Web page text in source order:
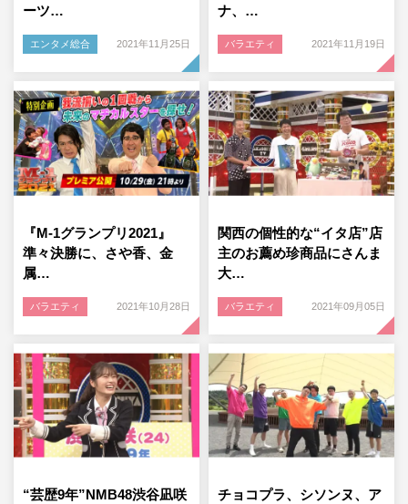
ーツ…
エンタメ総合 2021年11月25日
ナ、…
バラエティ 2021年11月19日
『M-1グランプリ2021』
準々決勝に、さや香、金
属…
バラエティ 2021年10月28日
関西の個性的な“イタ店”店
主のお薦め珍商品にさんま
大…
バラエティ 2021年09月05日
“芸歴9年”NMB48渋谷凪咲
チョコプラ、シソンヌ、ア